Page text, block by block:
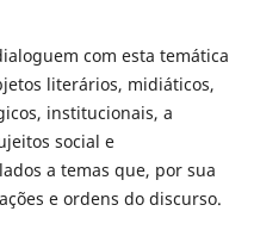
com esta temática
literários, midiáticos,
institucionais, a
social e
a temas que, por sua
e ordens do discurso.